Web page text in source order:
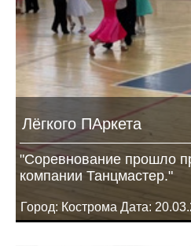
Лёгкого ПАркета
"Соревнование прошло
компании Танцмастер."
Город: Кострома Дата: